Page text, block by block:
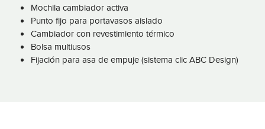
Mochila cambiador activa
Punto fijo para portavasos aislado
Cambiador con revestimiento térmico
Bolsa multiusos
Fijación para asa de empuje (sistema clic ABC Design)